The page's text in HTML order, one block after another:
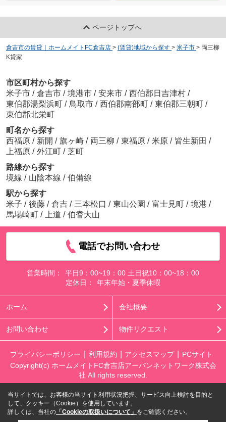
ページトップへ
倉吉市の賃貸｜ホームメイトFC倉吉店 > (賃貸)地域から探す > 米子市 > 両三柳
K貸家
市区町村から探す
米子市 / 倉吉市 / 境港市 / 安来市 / 西伯郡日吉津村 /
東伯郡湯梨浜町 / 鳥取市 / 西伯郡南部町 / 東伯郡三朝町 /
東伯郡北栄町
町名から探す
西福原 / 新開 / 旗ヶ崎 / 両三柳 / 東福原 / 米原 / 皆生新田 /
上福原 / 外江町 / 芝町
路線から探す
境線 / 山陰本線 / 伯備線
駅から探す
米子 / 後藤 / 倉吉 / 三本松口 / 東山公園 / 富士見町 / 境港 /
馬場崎町 / 上道 / 伯耆大山
電話でお問い合わせ
営業時間：
平日9：00~19：00 土日祝10：00~18：00
定休日：
年末年始・夏季休暇
ホーム 会社概要
お問い合わせ 物件リクエスト
プライバシーポリシー 利用規約 アクセスマップ
PCサイト
Copyright(c) ホームメイトFC倉吉店アーバンネットワーク株式会
社 All rights reserved.
当サイトでは、お客様の当サイト利用状況把握、サービス向上検討を目的と
して、クッキー（Cookie）を使用しています。
詳しくは、当社の 「Cookieの取扱いについて」 をご確認ください。